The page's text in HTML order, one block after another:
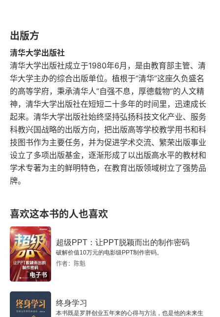
3.1 Eviews界面
3.2 Eviews窗口
3.3 Eviews插件
第2篇 Eviews入门
第4章 工作文件
4.1 创建工作文件
4.2 工作文件窗口
第5章 对象
5.1 什么是对象？
5.2 对象的类型
5.3 对象的基本操作
出版方
清华大学出版社
清华大学出版社成立于1980年6月，是由教育部主管、清
华大学主办的综合出版单位。植根于“清华”这座久负盛名
的高等学府，秉承清华人“自强不息，厚德载物”的人文精
神，清华大学出版社在短短二十多年的时间里，迅速成长
起来。清华大学出版社始终坚持弘扬科技文化产业、服务
科教兴国战略的出版方向，把出版高等学校教学用书和科
技图书作为主要任务，并为促进学术交流、繁荣出版事业
设立了多项出版基金，逐渐形成了以出版高水平的教材和
学术专著为主的鲜明特色，在教育出版领域树立了强势品
牌。
喜欢这本书的人也喜欢
电子书
超级PPT：让PPT脱颖而出的制作密码
破解价值10万元的电影级PPT制作密码。
作者：陈魁
终身学习
本书既是罗胖创业五年来的心得与方法，也是他的未来生